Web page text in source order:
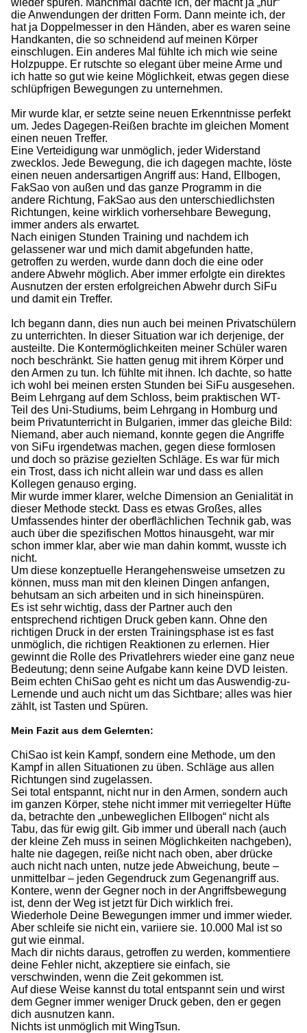
die Anwendungen der dritten Form. Dann meinte ich, der
hat ja Doppelmesser in den Händen, aber es waren seine
Handkanten, die so schneidend auf meinen Körper
einschlugen. Ein anderes Mal fühlte ich mich wie seine
Holzpuppe. Er rutschte so elegant über meine Arme und
ich hatte so gut wie keine Möglichkeit, etwas gegen diese
schlüpfrigen Bewegungen zu unternehmen.
Mir wurde klar, er setzte seine neuen Erkenntnisse perfekt
um. Jedes Dagegen-Reißen brachte im gleichen Moment
einen neuen Treffer.
Eine Verteidigung war unmöglich, jeder Widerstand
zwecklos. Jede Bewegung, die ich dagegen machte, löste
einen neuen andersartigen Angriff aus: Hand, Ellbogen,
FakSao von außen und das ganze Programm in die
andere Richtung, FakSao aus den unterschiedlichsten
Richtungen, keine wirklich vorhersehbare Bewegung,
immer anders als erwartet.
Nach einigen Stunden Training und nachdem ich
gelassener war und mich damit abgefunden hatte,
getroffen zu werden, wurde dann doch die eine oder
andere Abwehr möglich. Aber immer erfolgte ein direktes
Ausnutzen der ersten erfolgreichen Abwehr durch SiFu
und damit ein Treffer.
Ich begann dann, dies nun auch bei meinen Privatschülern
zu unterrichten. In dieser Situation war ich derjenige, der
austeilte. Die Kontermöglichkeiten meiner Schüler waren
noch beschränkt. Sie hatten genug mit ihrem Körper und
den Armen zu tun. Ich fühlte mit ihnen. Ich dachte, so hatte
ich wohl bei meinen ersten Stunden bei SiFu ausgesehen.
Beim Lehrgang auf dem Schloss, beim praktischen WT-
Teil des Uni-Studiums, beim Lehrgang in Homburg und
beim Privatunterricht in Bulgarien, immer das gleiche Bild:
Niemand, aber auch niemand, konnte gegen die Angriffe
von SiFu irgendetwas machen, gegen diese formlosen
und doch so präzise gezielten Schläge. Es war für mich
ein Trost, dass ich nicht allein war und dass es allen
Kollegen genauso erging.
Mir wurde immer klarer, welche Dimension an Genialität in
dieser Methode steckt. Dass es etwas Großes, alles
Umfassendes hinter der oberflächlichen Technik gab, was
auch über die spezifischen Mottos hinausgeht, war mir
schon immer klar, aber wie man dahin kommt, wusste ich
nicht.
Um diese konzeptuelle Herangehensweise umsetzen zu
können, muss man mit den kleinen Dingen anfangen,
behutsam an sich arbeiten und in sich hineinspüren.
Es ist sehr wichtig, dass der Partner auch den
entsprechend richtigen Druck geben kann. Ohne den
richtigen Druck in der ersten Trainingsphase ist es fast
unmöglich, die richtigen Reaktionen zu erlernen. Hier
gewinnt die Rolle des Privatlehrers wieder eine ganz neue
Bedeutung; denn seine Aufgabe kann keine DVD leisten.
Beim echten ChiSao geht es nicht um das Auswendig-zu-
Lernende und auch nicht um das Sichtbare; alles was hier
zählt, ist Tasten und Spüren.
Mein Fazit aus dem Gelernten:
ChiSao ist kein Kampf, sondern eine Methode, um den
Kampf in allen Situationen zu üben. Schläge aus allen
Richtungen sind zugelassen.
Sei total entspannt, nicht nur in den Armen, sondern auch
im ganzen Körper, stehe nicht immer mit verriegelter Hüfte
da, betrachte den „unbeweglichen Ellbogen“ nicht als
Tabu, das für ewig gilt. Gib immer und überall nach (auch
der kleine Zeh muss in seinen Möglichkeiten nachgeben),
halte nie dagegen, reiße nicht nach oben, aber drücke
auch nicht nach unten, nutze jede Abweichung, beute –
unmittelbar – jeden Gegendruck zum Gegenangriff aus.
Kontere, wenn der Gegner noch in der Angriffsbewegung
ist, denn der Weg ist jetzt für Dich wirklich frei.
Wiederhole Deine Bewegungen immer und immer wieder.
Aber schleife sie nicht ein, variiere sie. 10.000 Mal ist so
gut wie einmal.
Mach dir nichts daraus, getroffen zu werden, kommentiere
deine Fehler nicht, akzeptiere sie einfach, sie
verschwinden, wenn die Zeit gekommen ist.
Auf diese Weise kannst du total entspannt sein und wirst
dem Gegner immer weniger Druck geben, den er gegen
dich ausnutzen kann.
Nichts ist unmöglich mit WingTsun.